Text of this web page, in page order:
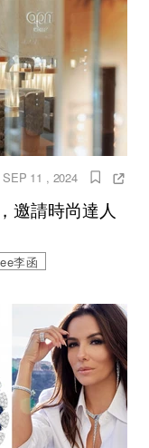
SEP 11 , 2024
邀請時尚達人
李函